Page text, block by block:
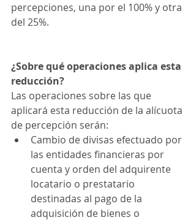
percepciones, una por el 100% y otra
del 25%.
¿Sobre qué operaciones aplica esta
reducción?
Las operaciones sobre las que
aplicará esta reducción de la alícuota
de percepción serán:
Cambio de divisas efectuado por
las entidades financieras por
cuenta y orden del adquirente
locatario o prestatario
destinadas al pago de la
adquisición de bienes o